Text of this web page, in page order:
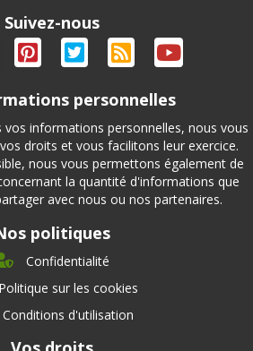
Suivez-nous
personnelles
vos informations personnelles, nous vous
droits et vous facilitons leur exercice.
nous vous permettons également de
la quantité d'informations que
avec nous ou nos partenaires.
politiques
Confidentialité
Politique sur les cookies
Conditions d'utilisation